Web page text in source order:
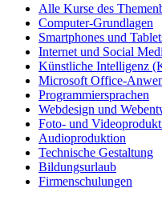
Alle Kurse des
Computer-Grundlagen
Smartphones und
Internet und Social
Künstliche Intelligenz
Microsoft Office-
Programmiersprachen
Webdesign und
Foto- und
Audioproduktion
Technische Gestaltung
Bildungsurlaub
Firmenschulungen